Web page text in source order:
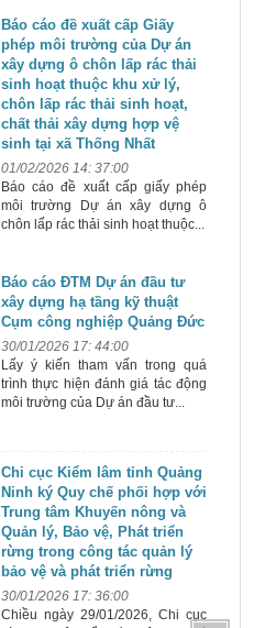
Báo cáo đề xuất cấp Giấy
phép môi trường của Dự án
xây dựng ô chôn lấp rác thải
sinh hoạt thuộc khu xử lý,
chôn lấp rác thải sinh hoạt,
chất thải xây dựng hợp vệ
sinh tại xã Thống Nhất
01/02/2026 14: 37:00
Báo cáo đề xuất cấp giấy phép
môi trường Dự án xây dựng ô
chôn lấp rác thải sinh hoạt thuộc...
Báo cáo ĐTM Dự án đầu tư
xây dựng hạ tầng kỹ thuật
Cụm công nghiệp Quảng Đức
30/01/2026 17: 44:00
Lấy ý kiến tham vấn trong quá
trình thực hiện đánh giá tác động
môi trường của Dự án đầu tư...
Chi cục Kiểm lâm tỉnh Quảng
Ninh ký Quy chế phối hợp với
Trung tâm Khuyến nông và
Quản lý, Bảo vệ, Phát triển
rừng trong công tác quản lý
bảo vệ và phát triển rừng
30/01/2026 17: 36:00
Chiều ngày 29/01/2026, Chi cục